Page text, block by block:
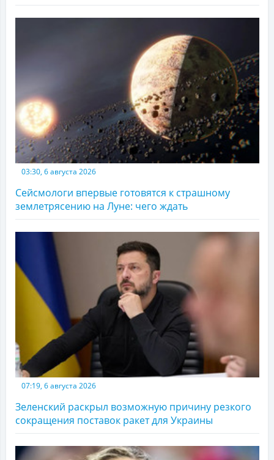
03:30, 6 августа 2026
Сейсмологи впервые готовятся к страшному
землетрясению на Луне: чего ждать
07:19, 6 августа 2026
Зеленский раскрыл возможную причину резкого
сокращения поставок ракет для Украины